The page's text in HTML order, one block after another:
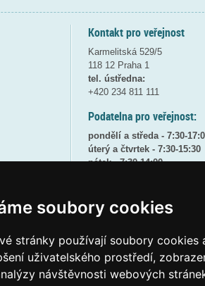
soubory cookies
stránky používají soubory cookies
uživatelského prostředí,
návštěvnosti webových
Kontakt pro veřejnost
Karmelitská 529/5
118 12 Praha 1
tel. ústředna:
+420 234 811 111
Podatelna pro veřejnost:
pondělí a středa - 7:30-
úterý a čtvrtek - 7:30-15:30
pátek - 7:30-14:00
(více informacíZDE)
posta@msmtgovcz
ID datové schránky: vidaawt